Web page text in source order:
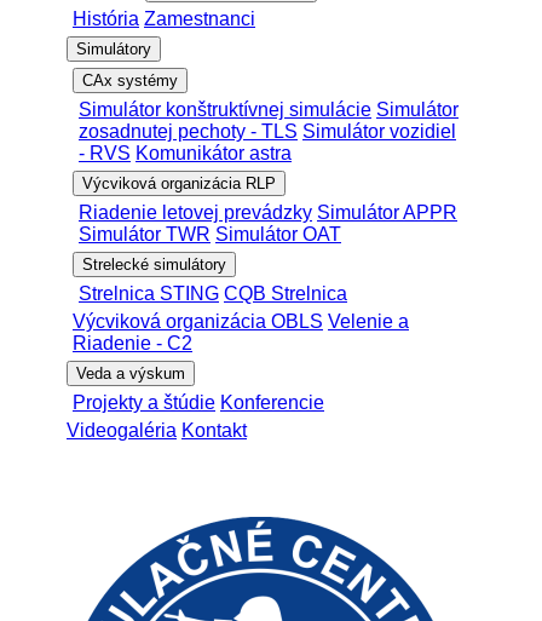
História Zamestnanci
Simulátory
CAx systémy
Simulátor konštruktívnej simulácie Simulátor
zosadnutej pechoty - TLS Simulátor vozidiel
- RVS Komunikátor astra
Výcviková organizácia RLP
Riadenie letovej prevádzky Simulátor APPR
Simulátor TWR Simulátor OAT
Strelecké simulátory
Strelnica STING CQB Strelnica
Výcviková organizácia OBLS Velenie a
Riadenie - C2
Veda a výskum
Projekty a štúdie Konferencie
Videogaléria Kontakt